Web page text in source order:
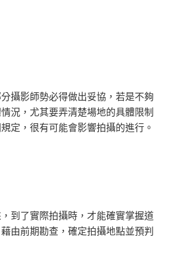
攝影師勢必得做出妥協，若是不夠
況，尤其要弄清楚場地的具體限制
定，很有可能會影響拍攝的進行。
到了實際拍攝時，才能確實掌握道
由前期勘查，確定拍攝地點並預判